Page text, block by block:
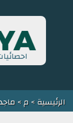
الرئيسية> م>